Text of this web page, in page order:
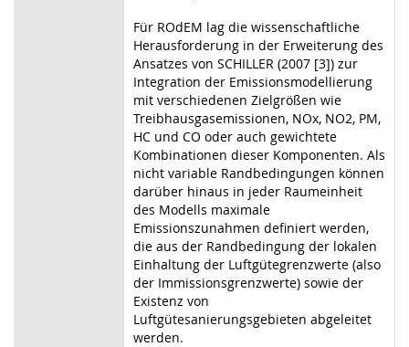
Für ROdEM lag die wissenschaftliche
Herausforderung in der Erweiterung des
Ansatzes von SCHILLER (2007 [3]) zur
Integration der Emissionsmodellierung
mit verschiedenen Zielgrößen wie
Treibhausgasemissionen, NOx, NO2, PM,
HC und CO oder auch gewichtete
Kombinationen dieser Komponenten. Als
nicht variable Randbedingungen können
darüber hinaus in jeder Raumeinheit
des Modells maximale
Emissionszunahmen definiert werden,
die aus der Randbedingung der lokalen
Einhaltung der Luftgütegrenzwerte (also
der Immissionsgrenzwerte) sowie der
Existenz von
Luftgütesanierungsgebieten abgeleitet
werden.